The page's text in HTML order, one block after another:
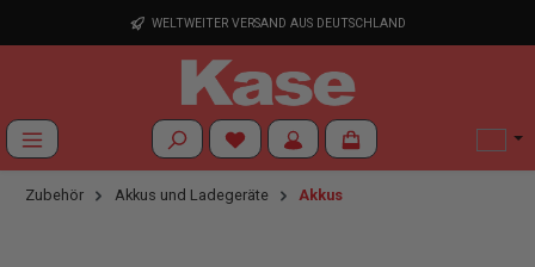
Zum Hauptinhalt springenWELTWEITER VERSAND AUS DEUTSCHLAND
Du hast 0 Produkte auf dem Merkzettel
Zubehör Akkus und Ladegeräte Akkus